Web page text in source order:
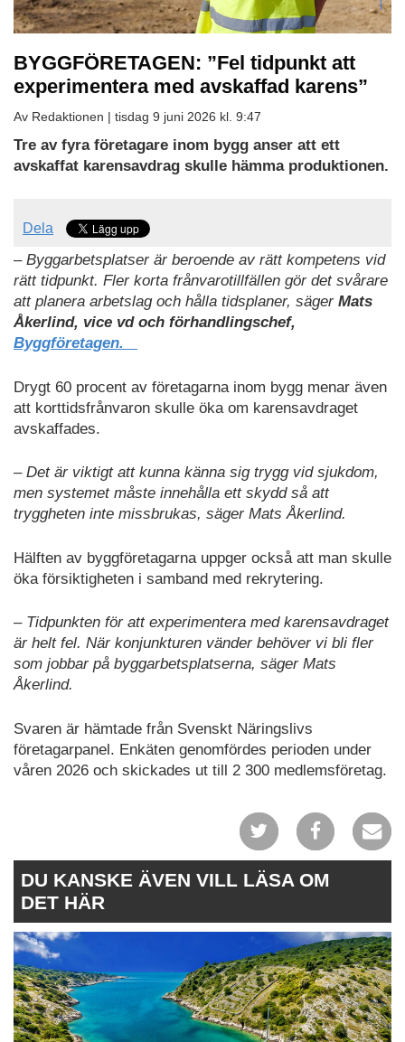
BYGGFÖRETAGEN: ”Fel tidpunkt att
experimentera med avskaffad karens”
Av Redaktionen | tisdag 9 juni 2026 kl. 9:47
Tre av fyra företagare inom bygg anser att ett
avskaffat karensavdrag skulle hämma produktionen.
Dela
– Byggarbetsplatser är beroende av rätt kompetens vid
rätt tidpunkt. Fler korta frånvarotillfällen gör det svårare
att planera arbetslag och hålla tidsplaner, säger Mats
Åkerlind, vice vd och förhandlingschef,
Byggföretagen.
Drygt 60 procent av företagarna inom bygg menar även
att korttidsfrånvaron skulle öka om karensavdraget
avskaffades.
– Det är viktigt att kunna känna sig trygg vid sjukdom,
men systemet måste innehålla ett skydd så att
tryggheten inte missbrukas, säger Mats Åkerlind.
Hälften av byggföretagarna uppger också att man skulle
öka försiktigheten i samband med rekrytering.
– Tidpunkten för att experimentera med karensavdraget
är helt fel. När konjunkturen vänder behöver vi bli fler
som jobbar på byggarbetsplatserna, säger Mats
Åkerlind.
Svaren är hämtade från Svenskt Näringslivs
företagarpanel. Enkäten genomfördes perioden under
våren 2026 och skickades ut till 2 300 medlemsföretag.
DU KANSKE ÄVEN VILL LÄSA OM
DET HÄR